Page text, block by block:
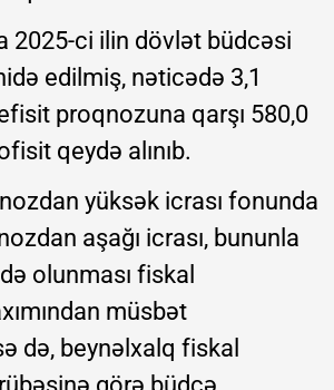
2025-ci ilin dövlət büdcəsi
edilmiş, nəticədə 3,1
proqnozuna qarşı 580,0
qeydə alınıb.
yüksək icrası fonunda
aşağı icrası, bununla
olunması fiskal
müsbət
də, beynəlxalq fiskal
görə büdcə